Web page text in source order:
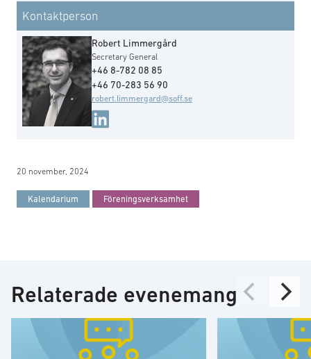
Kontaktperson
Robert Limmergård
Secretary General
+46 8-782 08 85
+46 70-283 56 90
robert.limmergard@soff.se
20 november, 2024
Kalendarium Föreningsverksamhet
Relaterade evenemang